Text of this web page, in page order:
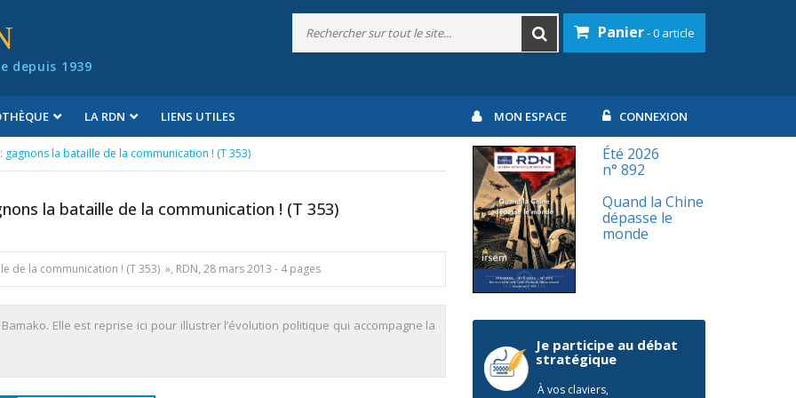
depuis 1939
Panier- 0 article
LA RDN LIENS UTILES MON ESPACE CONNEXION
gagnons la bataille de la communication ! (T 353)
la bataille de la communication ! (T 353)
de la communication ! (T 353) », RDN, 28 mars 2013 - 4 pages
Elle est reprise ici pour illustrer l’évolution politique qui accompagne la
Été 2026
n° 892
Quand la Chine
dépasse le
monde
Je participe au débat
stratégique
À vos claviers,